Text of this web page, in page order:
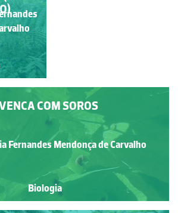
COM SOROS
Fernandes Mendonça de Carvalho
Biologia